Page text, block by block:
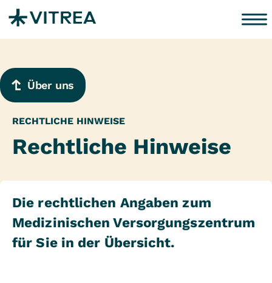
Zum Inhalt springen
Über uns
RECHTLICHE HINWEISE
Rechtliche Hinweise
Die rechtlichen Angaben zum
Medizinischen Versorgungszentrum
für Sie in der Übersicht.